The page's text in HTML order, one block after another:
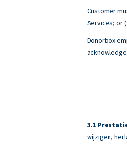
Customer
Services; or
Donorbox
wijzigen,